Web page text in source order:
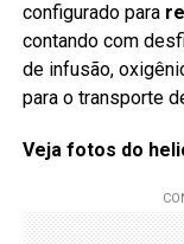
configurado para
contando com
de infusão,
para o transporte
Veja fotos do